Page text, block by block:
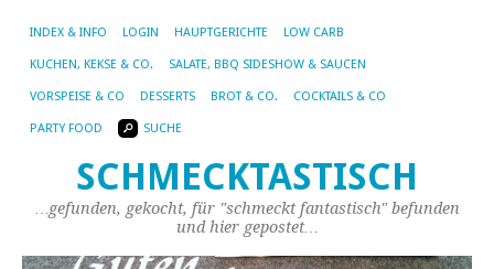
INDEX & INFO LOGIN HAUPTGERICHTE LOW CARB
KUCHEN, KEKSE & CO. SALATE, BBQ SIDESHOW & SAUCEN
VORSPEISE & CO DESSERTS BROT & CO. COCKTAILS & CO
PARTY FOOD SUCHE
SCHMECKTASTISCH
…gefunden, gekocht, für "schmeckt fantastisch" befunden
und hier gepostet…